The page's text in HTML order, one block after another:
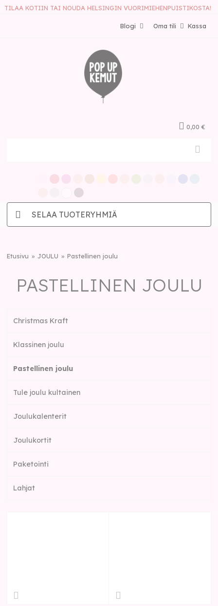
TILAA KOTIIN TAI NOUDA HELSINGIN VUORIMIEHENPUISTIKOSTA!
Kassa
Oma tili
Blogi
0,00 €
SELAA TUOTERYHMIÄ
Etusivu JOULU Pastellinen joulu
PASTELLINEN JOULU
Christmas Kraft
Klassinen joulu
Pastellinen joulu
Tule joulu kultainen
Joulukalenterit
Joulukortit
Paketointi
Lahjat